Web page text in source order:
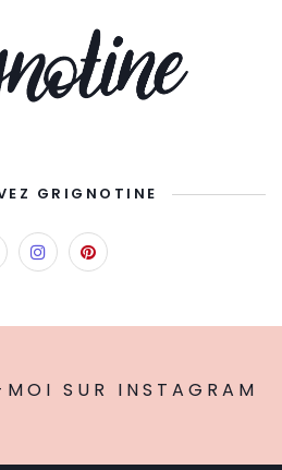
GRIGNOTINE
SUR INSTAGRAM